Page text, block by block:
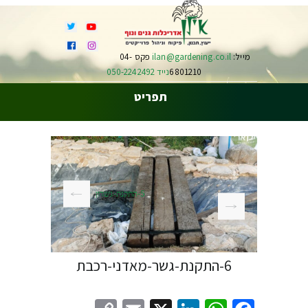
מייל:ilan@gardening.co.il
פקס 04-
6801210נייד 050-2242492
תפריט
5-התקנת-גשרון
6-התקנת-גשר-מאדני-רכבת